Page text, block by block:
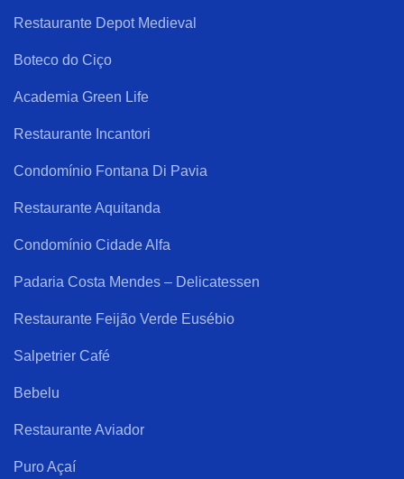
Restaurante Depot Medieval
Boteco do Ciço
Academia Green Life
Restaurante Incantori
Condomínio Fontana Di Pavia
Restaurante Aquitanda
Condomínio Cidade Alfa
Padaria Costa Mendes – Delicatessen
Restaurante Feijão Verde Eusébio
Salpetrier Café
Bebelu
Restaurante Aviador
Puro Açaí